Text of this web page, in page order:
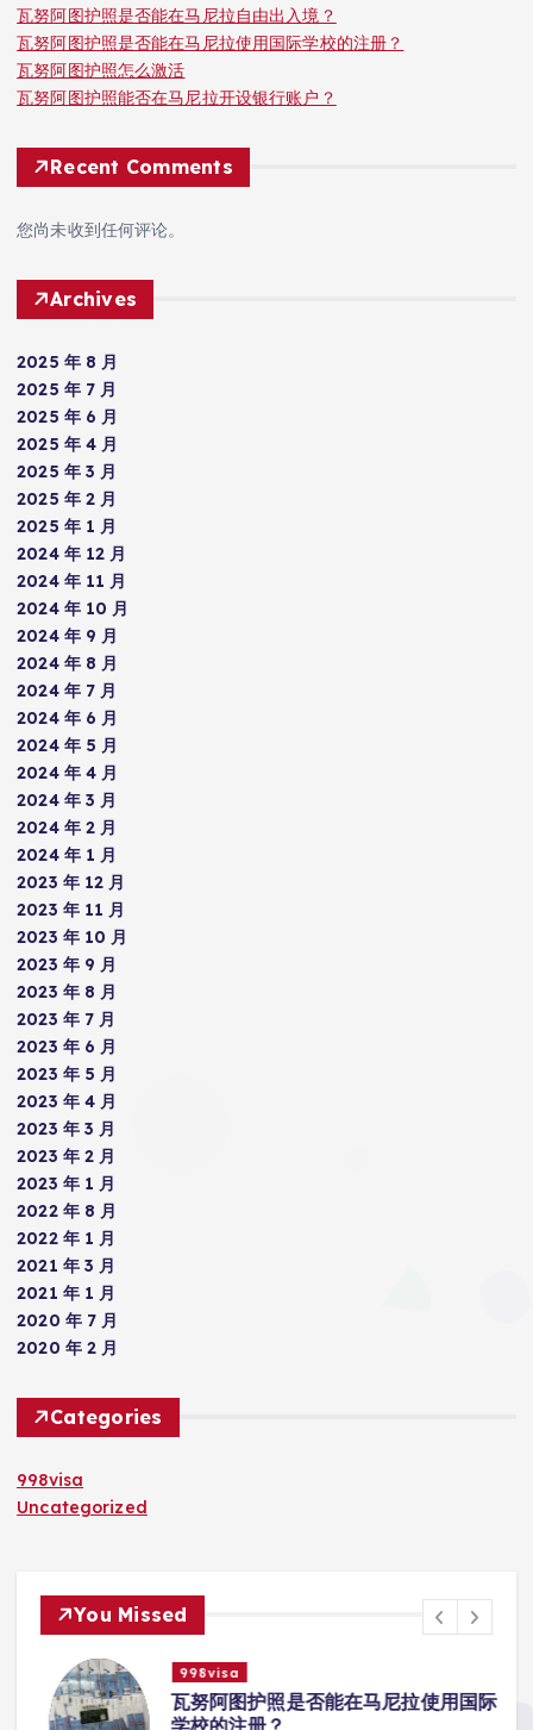
瓦努阿图护照是否能在马尼拉自由出入境？
瓦努阿图护照是否能在马尼拉使用国际学校的注册？
瓦努阿图护照怎么激活
瓦努阿图护照能否在马尼拉开设银行账户？
Recent Comments
您尚未收到任何评论。
Archives
2025 年 8 月
2025 年 7 月
2025 年 6 月
2025 年 4 月
2025 年 3 月
2025 年 2 月
2025 年 1 月
2024 年 12 月
2024 年 11 月
2024 年 10 月
2024 年 9 月
2024 年 8 月
2024 年 7 月
2024 年 6 月
2024 年 5 月
2024 年 4 月
2024 年 3 月
2024 年 2 月
2024 年 1 月
2023 年 12 月
2023 年 11 月
2023 年 10 月
2023 年 9 月
2023 年 8 月
2023 年 7 月
2023 年 6 月
2023 年 5 月
2023 年 4 月
2023 年 3 月
2023 年 2 月
2023 年 1 月
2022 年 8 月
2022 年 1 月
2021 年 3 月
2021 年 1 月
2020 年 7 月
2020 年 2 月
Categories
998visa
Uncategorized
You Missed
998visa
瓦努阿图护照是否能在马尼拉使用国际